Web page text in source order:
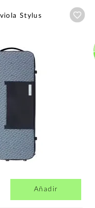
Stylus
Añadir